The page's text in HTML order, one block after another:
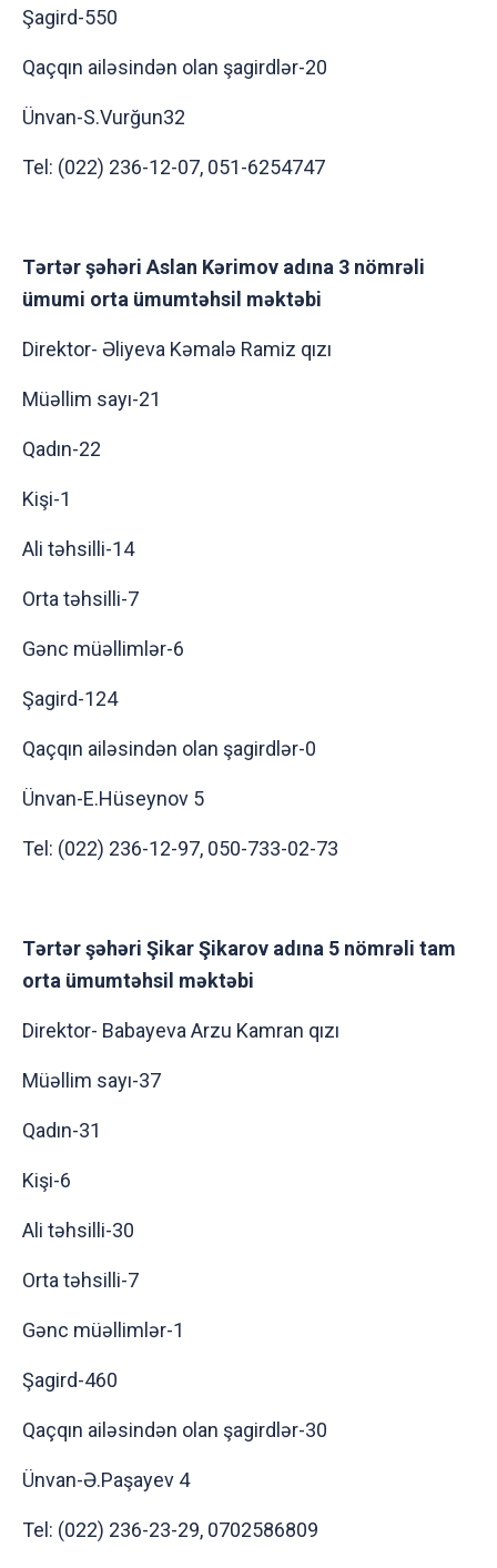
Şagird-550
Qaçqın ailəsindən olan şagirdlər-20
Ünvan-S.Vurğun32
Tel: (022) 236-12-07, 051-6254747
Tərtər şəhəri Aslan Kərimov adına 3 nömrəli
ümumi orta ümumtəhsil məktəbi
Direktor- Əliyeva Kəmalə Ramiz qızı
Müəllim sayı-21
Qadın-22
Kişi-1
Ali təhsilli-14
Orta təhsilli-7
Gənc müəllimlər-6
Şagird-124
Qaçqın ailəsindən olan şagirdlər-0
Ünvan-E.Hüseynov 5
Tel: (022) 236-12-97, 050-733-02-73
Tərtər şəhəri Şikar Şikarov adına 5 nömrəli tam
orta ümumtəhsil məktəbi
Direktor- Babayeva Arzu Kamran qızı
Müəllim sayı-37
Qadın-31
Kişi-6
Ali təhsilli-30
Orta təhsilli-7
Gənc müəllimlər-1
Şagird-460
Qaçqın ailəsindən olan şagirdlər-30
Ünvan-Ə.Paşayev 4
Tel: (022) 236-23-29, 0702586809